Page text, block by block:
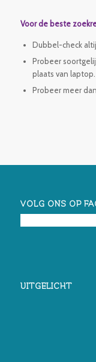
Voor de beste
Dubbel-check
Probeer
plaats van laptop.
Probeer meer
VOLG ONS OP
UITGELICHT